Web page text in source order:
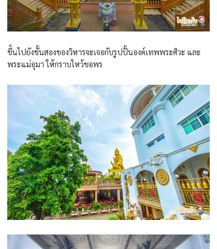
ขึ้นไปยังชั้นสองของวิหารจะเจอกับรูปปั้นองค์เทพพระศิวะ และ
พระแม่อุมา ให้กราบไหว้ขอพร